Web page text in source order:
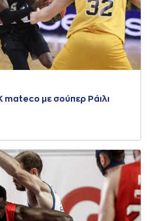
mateco με σούπερ Ράιλι